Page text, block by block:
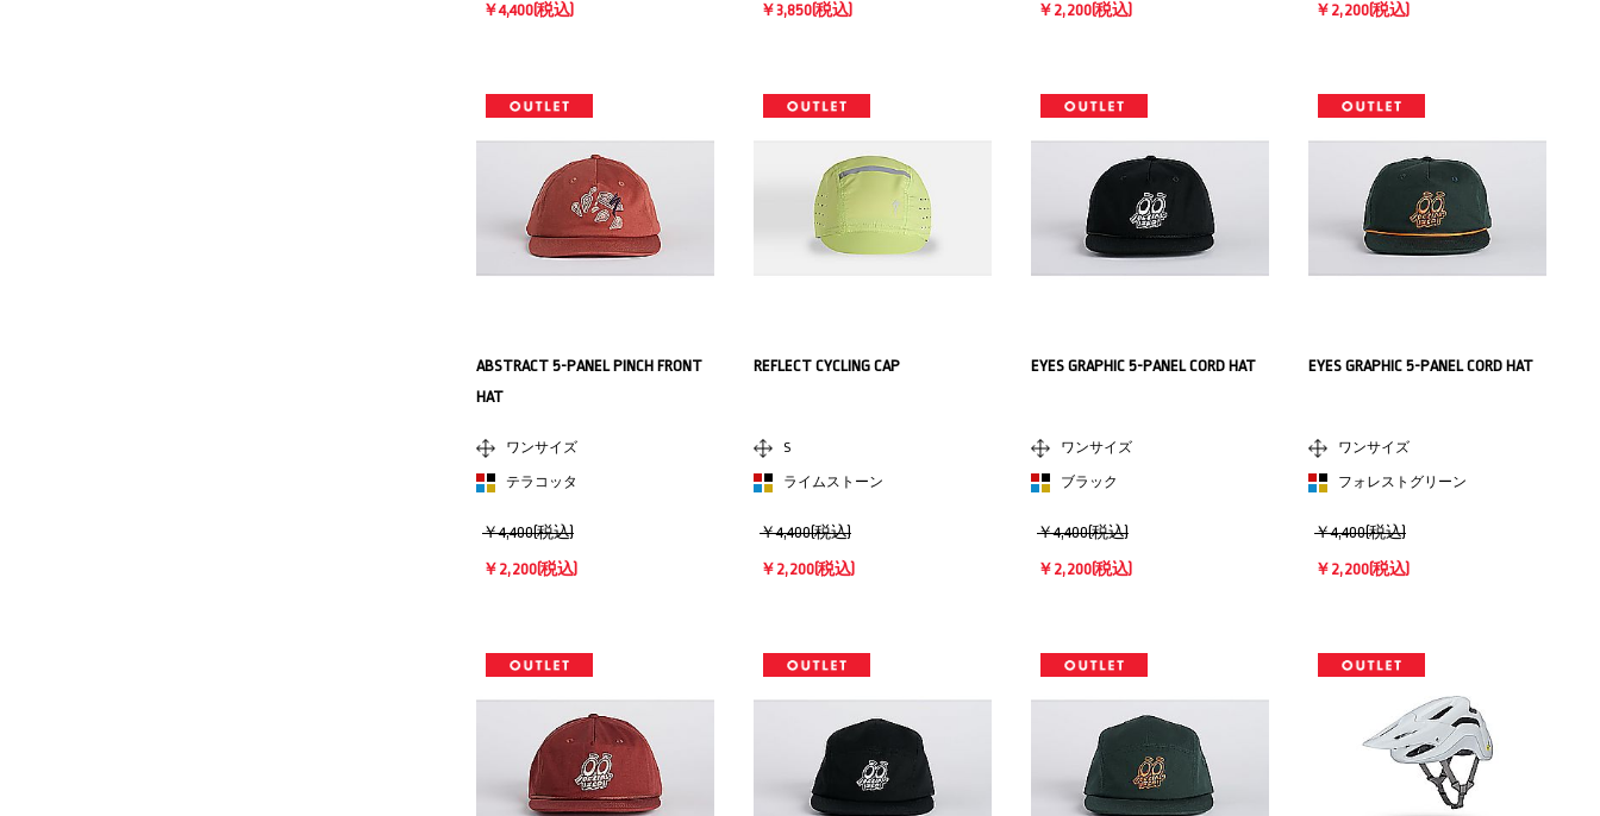
￥4,400(税込) ￥3,850(税込) ￥2,200(税込) ￥2,200(税込)
ABSTRACT 5-PANEL PINCH FRONT
HAT
ワンサイズ
テラコッタ
￥4,400(税込)
￥2,200(税込)
REFLECT CYCLING CAP
S
ライムストーン
￥4,400(税込)
￥2,200(税込)
EYES GRAPHIC 5-PANEL CORD HAT
ワンサイズ
ブラック
￥4,400(税込)
￥2,200(税込)
EYES GRAPHIC 5-PANEL CORD HAT
ワンサイズ
フォレストグリーン
￥4,400(税込)
￥2,200(税込)